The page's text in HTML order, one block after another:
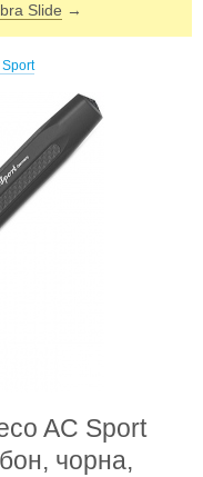
Slide →
AC Sport
чорна,